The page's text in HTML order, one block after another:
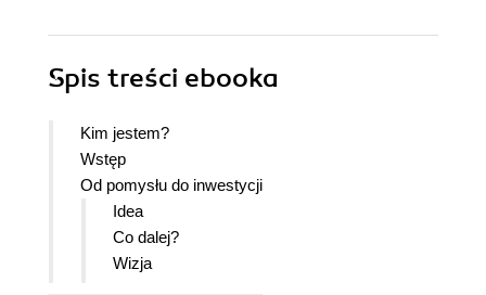
Spis treści ebooka
Kim jestem?
Wstęp
Od pomysłu do inwestycji
Idea
Co dalej?
Wizja